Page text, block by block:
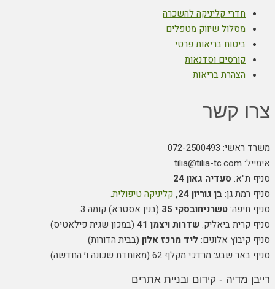
חדרי קליניקה להשכרה
מסלול שיווק מטפלים
ביטוח בריאות פרטי
קורסים וסדנאות
הצהרת בריאות
צרו קשר
משרד ראשי: 072-2500493
אימייל: tilia@tilia-tc.com
סניף ת"א: סעדיה גאון 24
סניף רמת גן:בן גוריון 24, קליניקה טיפולית.
סניף חיפה:טשרניחובסקי 35
(בנין אסטרא) קומה 3.
סניף קרית ביאליק:שדרות ויצמן 41
(במכון שגית פילאטיס)
סניף קיבוץ אלונים: ליד מרכז אלון (בבית הדורות)
סניף באר שבע: מרדכי מקלף 62 (מאוחדת שכונה ו׳ החדשה)
רייבן מדיה - קידום ובניית אתרים